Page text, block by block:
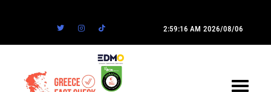
2:59:16 AM 2026/08/06